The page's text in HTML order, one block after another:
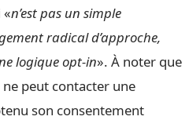
n’est pas un simple
radical d’approche,
logique opt-in». À noter que
ne peut contacter une
son consentement